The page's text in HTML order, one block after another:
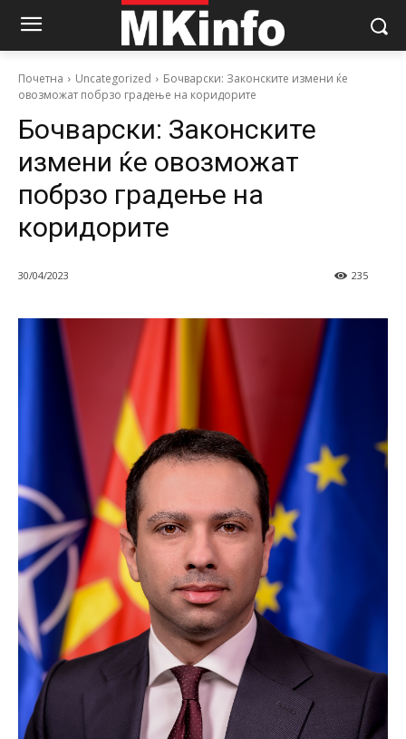
Почетна Uncategorized
Бочварски: Законските измени ќе
овозможат побрзо градење на коридорите
Бочварски: Законските
измени ќе овозможат
побрзо градење на
коридорите
30/04/2023 235